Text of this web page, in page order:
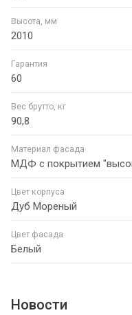
Высота, мм
2010
Гарантия
60
Вес брутто, кг
90,8
Материал фасада
МДФ с покрытием
Цвет корпуса
Дуб Мореный
Цвет фасада
Белый
Новости